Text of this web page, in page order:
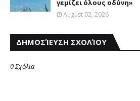
γεμίζει όλους οδύνη»
August 02, 2026
ΔΗΜΟΣΊΕΥΣΗ ΣΧΟΛΊΟΥ
0 Σχόλια